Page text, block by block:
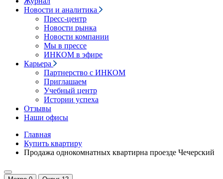
Новости и аналитика
Пресс-центр
Новости рынка
Новости компании
Мы в прессе
ИНКОМ в эфире
Карьера
Партнерство с ИНКОМ
Приглашаем
Учебный центр
Истории успеха
Отзывы
Наши офисы
Главная
Купить квартиру
Продажа однокомнатных квартирна проезде Чечерский